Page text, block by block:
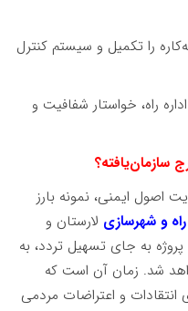
را تکمیل و سیستم کنترل
راه، خواستار شفافیت و
اصول ایمنی، نمونه بارز
راه و شهرسازی لارستان و
پروژه به جای تسهیل تردد، به
شد. زمان آن است که
و اعتراضات مردمی